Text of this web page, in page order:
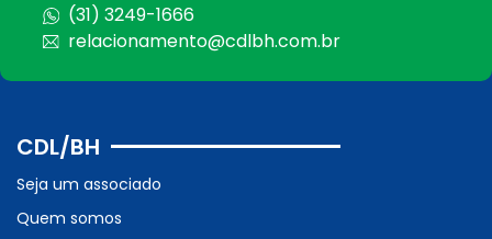
(31) 3249-1666
relacionamento@cdlbh.com.br
CDL/BH
Seja um associado
Quem somos